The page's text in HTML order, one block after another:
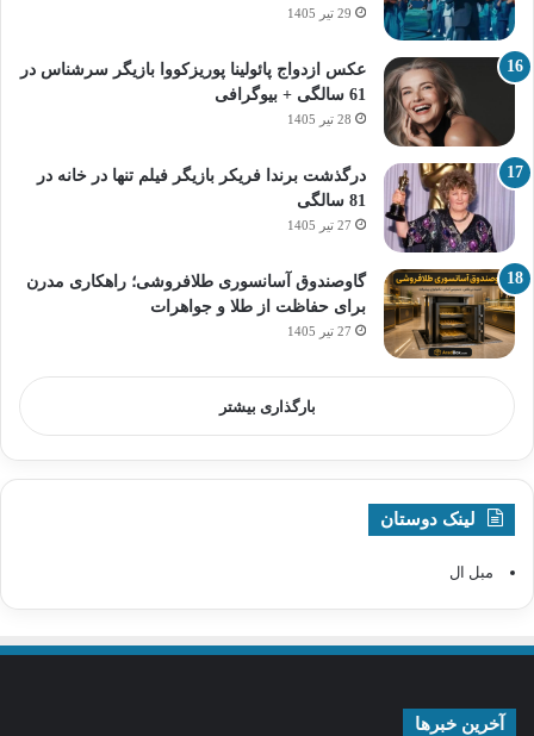
29 تیر 1405
عکس ازدواج پائولینا پوریزکووا بازیگر سرشناس در
61 سالگی + بیوگرافی
28 تیر 1405
درگذشت برندا فریکر بازیگر فیلم تنها در خانه در
81 سالگی
27 تیر 1405
گاوصندوق آسانسوری طلافروشی؛ راهکاری مدرن
برای حفاظت از طلا و جواهرات
27 تیر 1405
بارگذاری بیشتر
لینک دوستان
مبل ال
آخرین خبرها